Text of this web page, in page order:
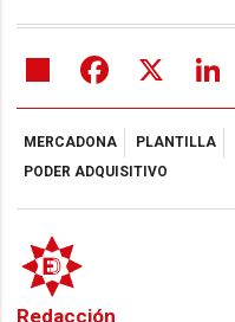
Share Facebook
MERCADONA PLANTILLA
PODER ADQUISITIVO
Redacción